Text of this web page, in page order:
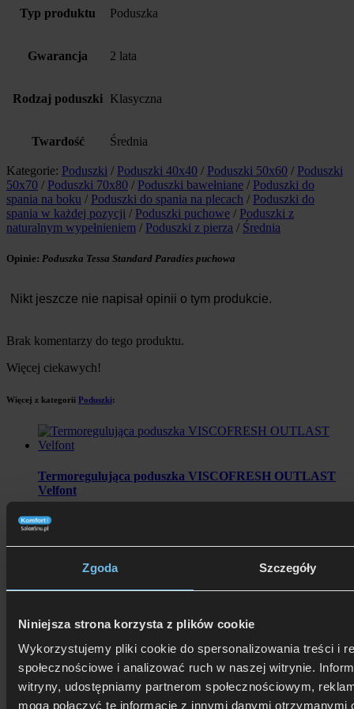
Zgoda Szczegóły
Niniejsza strona korzysta z plików cookie
Wykorzystujemy pliki cookie do spersonalizowania treści i
społecznościowe i analizować ruch w naszej witrynie.
witryny, udostępniamy partnerom społecznościowym,
mogą połączyć te informacje z innymi danymi
Typ produktu Poduszka
Gwarancja 2 lata
Rodzaj poduszki Klasyczna
Twardość Średnia
Kategorie: Poduszki / Poduszki 40x40 / Poduszki 50x60 / Poduszki
50x70 / Poduszki 70x80 / Poduszki bawełniane / Poduszki do
spania na boku / Poduszki do spania na plecach / Poduszki do
spania w każdej pozycji / Poduszki puchowe / Poduszki z
naturalnym wypełnieniem / Poduszki z pierza / Średnia
Opinie: Poduszka Tessa Standard Paradies puchowa
Nikt jeszcze nie napisał opinii o tym produkcie.
Brak komentarzy do tego produktu.
Więcej ciekawych!
Więcej z kategorii Poduszki:
Termoregulująca poduszka VISCOFRESH OUTLAST
Velfont
od 619 zł
Rata 0% już od: 61,90 zł
Rata 0% już od: 58 zł
Oparcie TEMPUR
708 zł